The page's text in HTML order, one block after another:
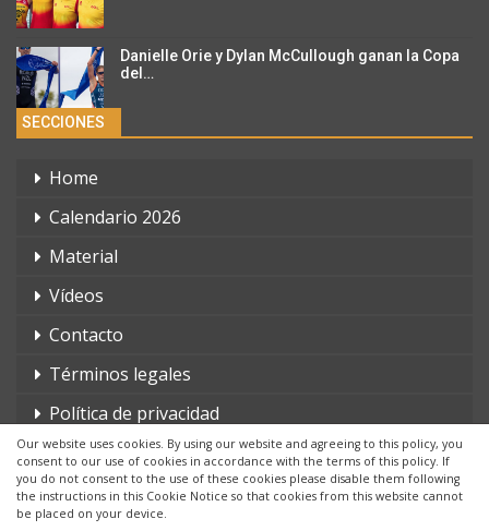
Our website uses cookies. By using our website and agreeing to this policy, you
consent to our use of cookies in accordance with the terms of this policy. If
you do not consent to the use of these cookies please disable them following
the instructions in this Cookie Notice so that cookies from this website cannot
be placed on your device.
Danielle Orie y Dylan McCullough ganan la Copa
del…
SECCIONES
Home
Calendario 2026
Material
Vídeos
Contacto
Términos legales
Política de privacidad
© 2026 - triatlonchannel.com. Todos los derechos reservados.